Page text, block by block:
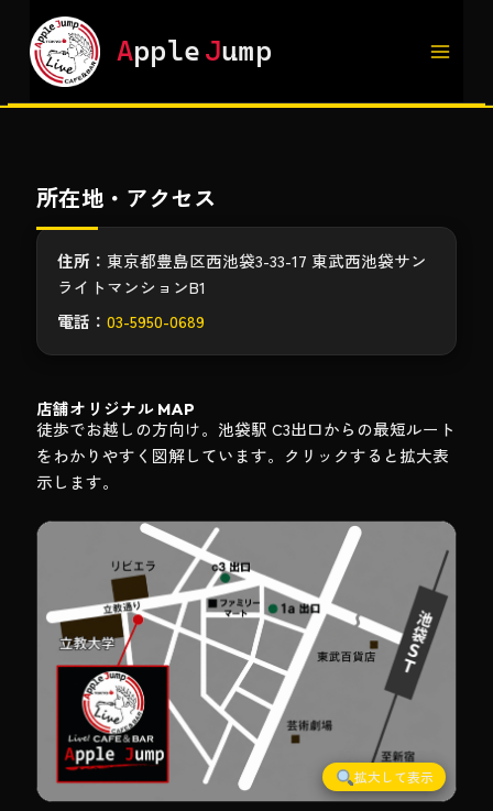
Apple Jump
所在地・アクセス
住所： 東京都豊島区西池袋3-33-17 東武西池袋サン
ライトマンションB1
電話：03-5950-0689
店舗オリジナル MAP
徒歩でお越しの方向け。池袋駅 C3出口からの最短ルート
をわかりやすく図解しています。クリックすると拡大表
示します。
拡大して表示